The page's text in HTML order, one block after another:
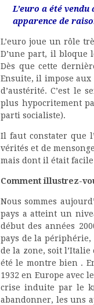
L’euro a été
apparence de
L’euro joue un rôle
D’une part, il bloque
Dès que cette
Ensuite, il impose aux
d’austérité. C’est le
plus hypocritement
parti socialiste).
Il faut constater que
vérités et de
mais dont il était
Comment illustrez-
Nous sommes
pays a atteint un
début des années
pays de la périphérie,
de la zone, soit
été le montre bien .
1932 en Europe avec
crise induite par le
abandonner, les uns